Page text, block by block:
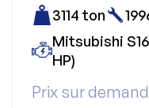
Prix sur
3114 ton
Mitsubishi
HP)